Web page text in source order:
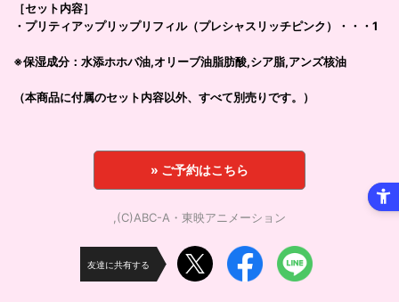
［セット内容］
・プリティアップリップリフィル（プレシャスリッチピンク）・・・1
※保湿成分：水添ホホバ油,オリーブ油脂肪酸,シア脂,アンズ核油
（本商品に付属のセット内容以外、すべて別売りです。）
» ご予約はこちら
,(C)ABC-A・東映アニメーション
友達に共有する